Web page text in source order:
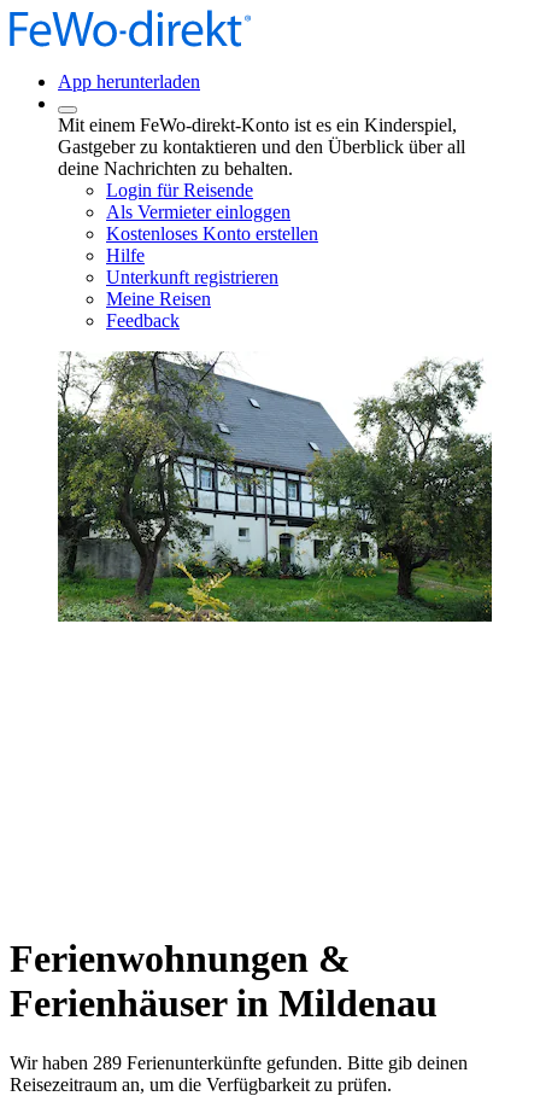
App herunterladen
Mit einem FeWo-direkt-Konto ist es ein Kinderspiel,
Gastgeber zu kontaktieren und den Überblick über all
deine Nachrichten zu behalten.
Login für Reisende
Als Vermieter einloggen
Kostenloses Konto erstellen
Hilfe
Unterkunft registrieren
Meine Reisen
Feedback
Ferienwohnungen &
Ferienhäuser in Mildenau
Wir haben 289 Ferienunterkünfte gefunden. Bitte gib deinen
Reisezeitraum an, um die Verfügbarkeit zu prüfen.